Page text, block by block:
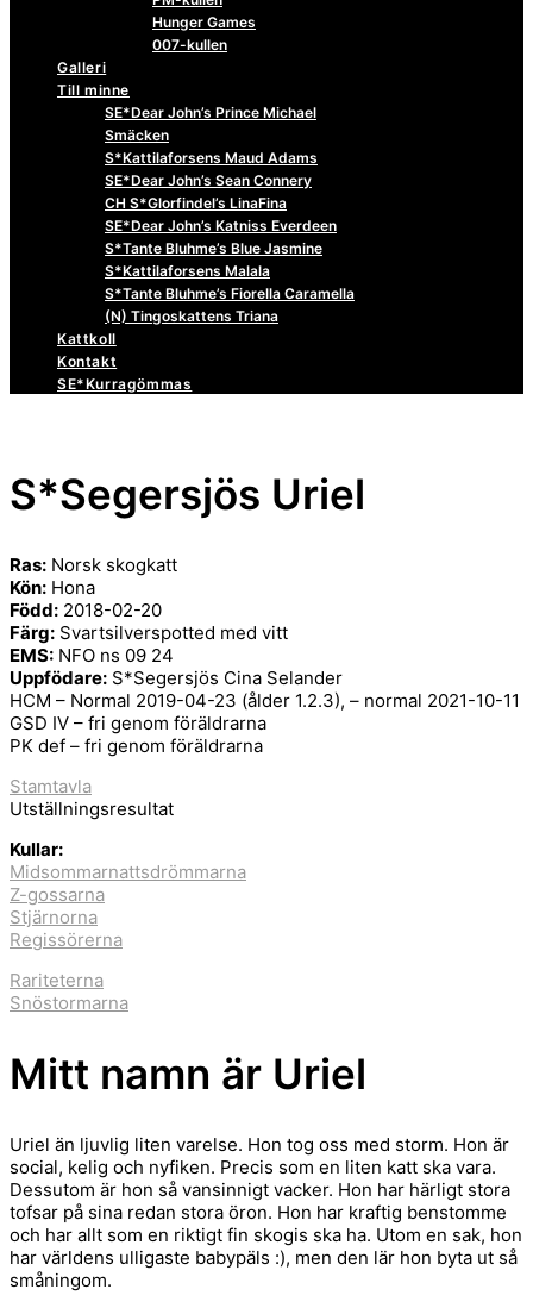
Hunger Games
007-kullen
Galleri
Till minne
SE*Dear John’s Prince Michael
Smäcken
S*Kattilaforsens Maud Adams
SE*Dear John’s Sean Connery
CH S*Glorfindel’s LinaFina
SE*Dear John’s Katniss Everdeen
S*Tante Bluhme’s Blue Jasmine
S*Kattilaforsens Malala
S*Tante Bluhme’s Fiorella Caramella
(N) Tingoskattens Triana
Kattkoll
Kontakt
SE*Kurragömmas
S*Segersjös Uriel
Ras: Norsk skogkatt
Kön: Hona
Född: 2018-02-20
Färg: Svartsilverspotted med vitt
EMS: NFO ns 09 24
Uppfödare: S*Segersjös Cina Selander
HCM – Normal 2019-04-23 (ålder 1.2.3), – normal 2021-10-11
GSD IV – fri genom föräldrarna
PK def – fri genom föräldrarna
Stamtavla
Utställningsresultat
Kullar:
Midsommarnattsdrömmarna
Z-gossarna
Stjärnorna
Regissörerna
Rariteterna
Snöstormarna
Mitt namn är Uriel
Uriel än ljuvlig liten varelse. Hon tog oss med storm. Hon är
social, kelig och nyfiken. Precis som en liten katt ska vara.
Dessutom är hon så vansinnigt vacker. Hon har härligt stora
tofsar på sina redan stora öron. Hon har kraftig benstomme
och har allt som en riktigt fin skogis ska ha. Utom en sak, hon
har världens ulligaste babypäls :), men den lär hon byta ut så
småningom.